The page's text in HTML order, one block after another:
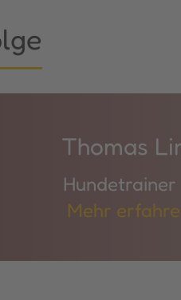
Thomas
Hundetrainer
Mehr